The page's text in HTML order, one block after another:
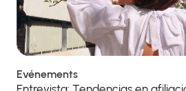
Evénements